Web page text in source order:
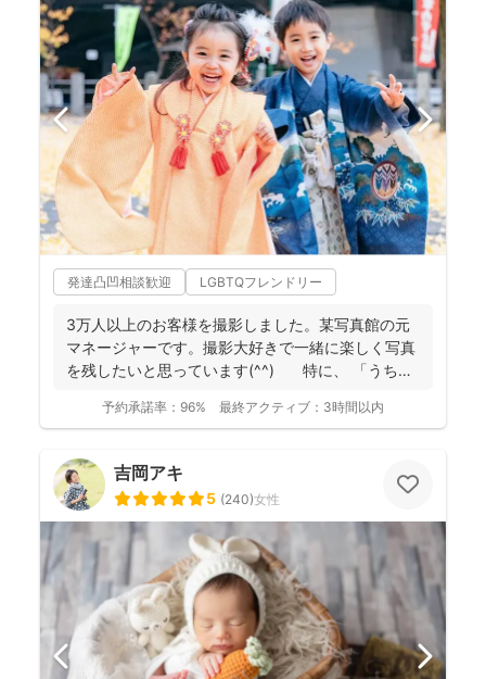
発達凸凹相談歓迎 LGBTQフレンドリー
3万人以上のお客様を撮影しました。某写真館の元
マネージャーです。撮影大好きで一緒に楽しく写真
を残したいと思っています(^^) 特に、 「うち
予約承諾率： 96% 最終アクティブ： 3時間以内
吉岡アキ
5 (240)女性